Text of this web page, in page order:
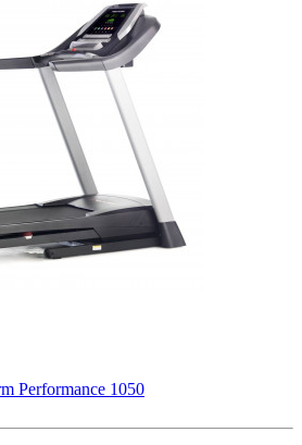
Performance 1050